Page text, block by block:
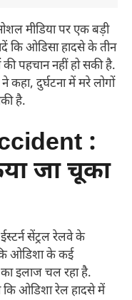
मीडिया पर एक बड़ी
कि ओडिसा हादसे के तीन
पहचान नहीं हो सकी है.
कहा, दुर्घटना में मरे लोगों
है.
:
जा चूका
सेंट्रल रेलवे के
ओडिशा के कई
इलाज चल रहा है.
कि ओडिशा रेल हादसे में